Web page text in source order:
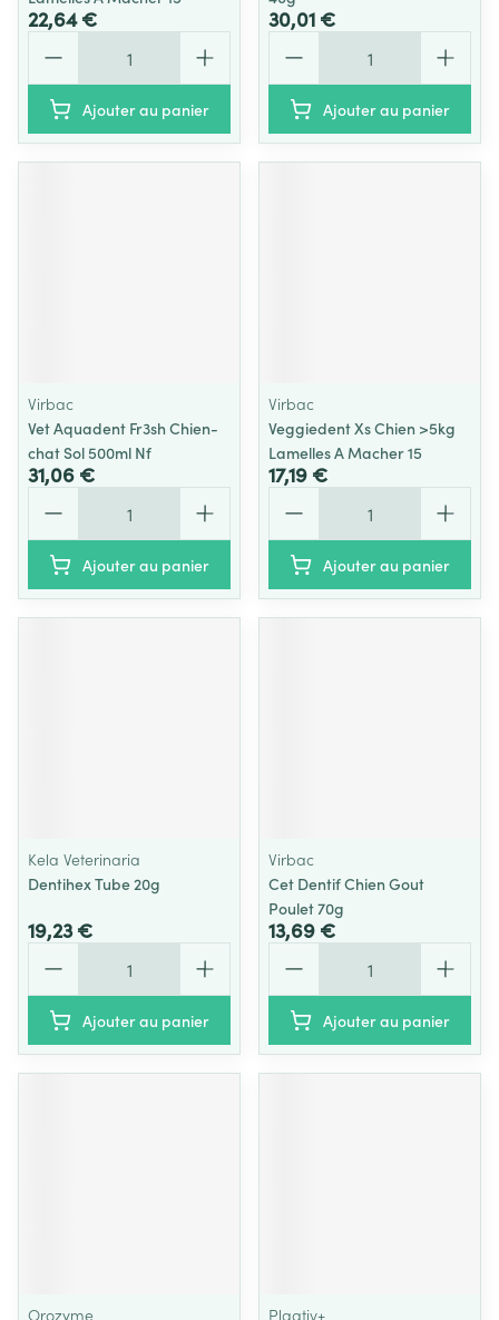
22,64 €
Ajouter au panier
30,01 €
Ajouter au panier
Virbac
Vet Aquadent Fr3sh Chien-
chat Sol 500ml Nf
31,06 €
Ajouter au panier
Virbac
Veggiedent Xs Chien >5kg
Lamelles A Macher 15
17,19 €
Ajouter au panier
Kela Veterinaria
Dentihex Tube 20g
19,23 €
Ajouter au panier
Virbac
Cet Dentif Chien Gout
Poulet 70g
13,69 €
Ajouter au panier
Orozyme Plaqtiv+